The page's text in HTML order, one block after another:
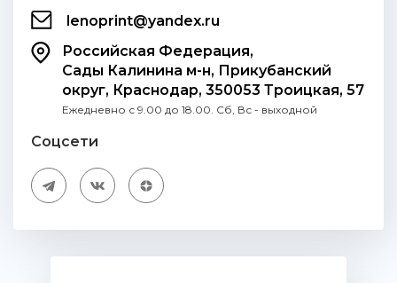
lenoprint@yandex.ru
Российская Федерация,
Сады Калинина м-н, Прикубанский
округ, Краснодар, 350053 Троицкая, 57
Ежедневно с 9.00 до 18.00. Сб, Вс - выходной
Соцсети